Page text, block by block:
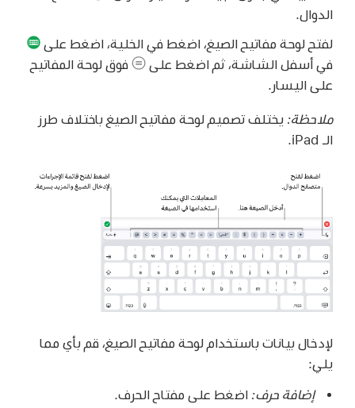
الدوال.
لفتح لوحة مفاتيح الصيغ، اضغط في الخلية، اضغط على
في أسفل الشاشة، ثم اضغط على
فوق لوحة المفاتيح
على اليسار.
ملاحظة: يختلف تصميم لوحة مفاتيح الصيغ باختلاف طرز
الـ iPad.
لإدخال بيانات باستخدام لوحة مفاتيح الصيغ، قم بأي مما
يلي:
إضافة حرف:اضغط على مفتاح الحرف.